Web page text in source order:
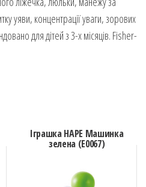
уяви, концентрації уваги, зорових
для дітей з 3-х місяців. Fisher-
Іграшка HAPE Машинка
зелена (E0067)